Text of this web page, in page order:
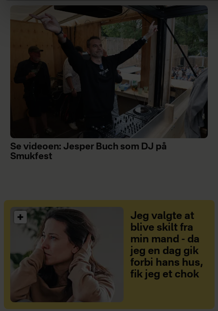
Se videoen: Jesper Buch som DJ på
Smukfest
Jeg valgte at
blive skilt fra
min mand - da
jeg en dag gik
forbi hans hus,
fik jeg et chok